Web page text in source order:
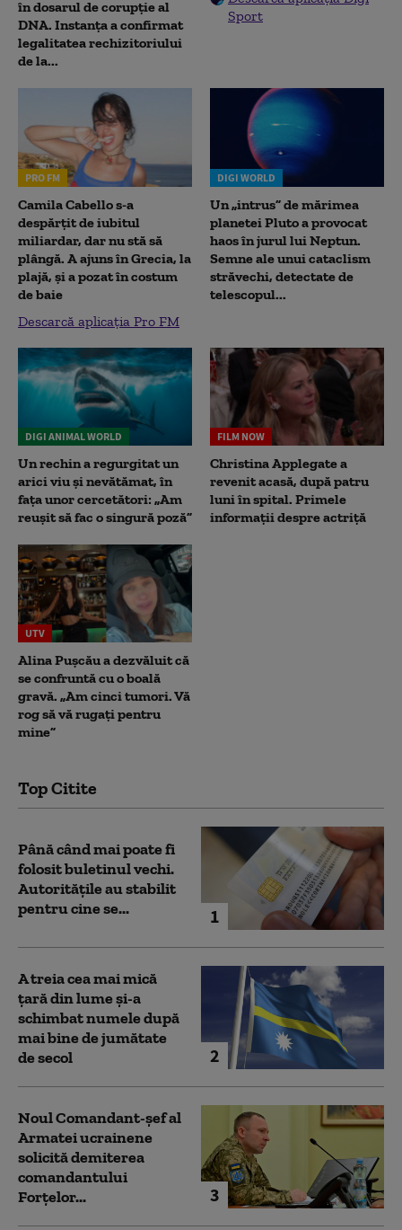
în dosarul de corupție al
DNA. Instanța a confirmat
legalitatea rechizitoriului
de la...
Sport
PRO FM
Camila Cabello s-a
despărțit de iubitul
miliardar, dar nu stă să
plângă. A ajuns în Grecia, la
plajă, și a pozat în costum
de baie
Descarcă aplicația Pro FM
DIGI WORLD
Un „intrus” de mărimea
planetei Pluto a provocat
haos în jurul lui Neptun.
Semne ale unui cataclism
străvechi, detectate de
telescopul...
DIGI ANIMAL WORLD
Un rechin a regurgitat un
arici viu și nevătămat, în
fața unor cercetători: „Am
reușit să fac o singură poză”
FILM NOW
Christina Applegate a
revenit acasă, după patru
luni în spital. Primele
informații despre actriță
UTV
Alina Pușcău a dezvăluit că
se confruntă cu o boală
gravă. „Am cinci tumori. Vă
rog să vă rugați pentru
mine”
Top Citite
1
Până când mai poate fi
folosit buletinul vechi.
Autoritățile au stabilit
pentru cine se...
2
A treia cea mai mică
țară din lume și-a
schimbat numele după
mai bine de jumătate
de secol
3
Noul Comandant-șef al
Armatei ucrainene
solicită demiterea
comandantului
Forțelor...